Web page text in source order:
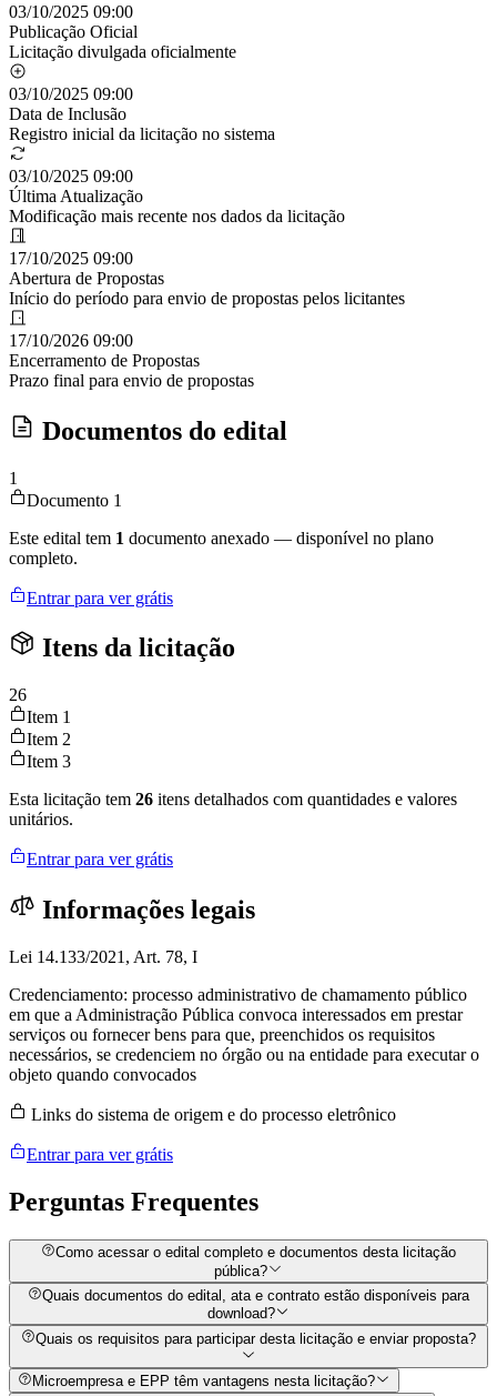
03/10/2025 09:00
Publicação Oficial
Licitação divulgada oficialmente
03/10/2025 09:00
Data de Inclusão
Registro inicial da licitação no sistema
03/10/2025 09:00
Última Atualização
Modificação mais recente nos dados da licitação
17/10/2025 09:00
Abertura de Propostas
Início do período para envio de propostas pelos licitantes
17/10/2026 09:00
Encerramento de Propostas
Prazo final para envio de propostas
Documentos do edital
1
Documento 1
Este edital tem 1 documento anexado — disponível no plano
completo.
Entrar para ver grátis
Itens da licitação
26
Item 1
Item 2
Item 3
Esta licitação tem 26 itens detalhados com quantidades e valores
unitários.
Entrar para ver grátis
Informações legais
Lei 14.133/2021, Art. 78, I
Credenciamento: processo administrativo de chamamento público
em que a Administração Pública convoca interessados em prestar
serviços ou fornecer bens para que, preenchidos os requisitos
necessários, se credenciem no órgão ou na entidade para executar o
objeto quando convocados
Links do sistema de origem e do processo eletrônico
Entrar para ver grátis
Perguntas Frequentes
Como acessar o edital completo e documentos desta licitação
pública?
Quais documentos do edital, ata e contrato estão disponíveis para
download?
Quais os requisitos para participar desta licitação e enviar proposta?
Microempresa e EPP têm vantagens nesta licitação?